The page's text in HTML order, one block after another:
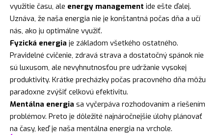
využitie času, ale energy management ide ešte ďalej.
Uznáva, že naša energia nie je konštantná počas dňa a učí
nás, ako ju optimálne využiť.
Fyzická energia je základom všetkého ostatného.
Pravidelné cvičenie, zdravá strava a dostatočný spánok nie
sú luxusom, ale nevyhnutnosťou pre udržanie vysokej
produktivity. Krátke precházky počas pracovného dňa môžu
paradoxne zvýšiť celkovú efektivitu.
Mentálna energia sa vyčerpáva rozhodovaním a riešením
problémov. Preto je dôležité najnáročnejšie úlohy plánovať
na časy, keď je naša mentálna energia na vrchole.